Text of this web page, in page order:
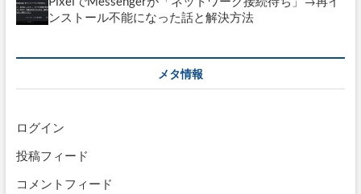
ンストール不能になった話と解決方法
メタ情報
ログイン
投稿フィード
コメントフィード